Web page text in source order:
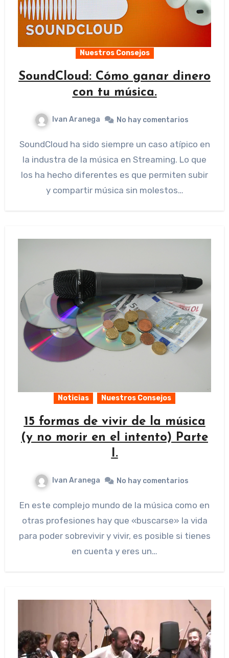
Nuestros Consejos
SoundCloud: Cómo ganar dinero
con tu música.
Ivan Aranega No hay comentarios
SoundCloud ha sido siempre un caso atípico en
la industra de la música en Streaming. Lo que
los ha hecho diferentes es que permiten subir
y compartir música sin molestos…
Noticias Nuestros Consejos
15 formas de vivir de la música
(y no morir en el intento) Parte
I.
Ivan Aranega No hay comentarios
En este complejo mundo de la música como en
otras profesiones hay que «buscarse» la vida
para poder sobrevivir y vivir, es posible si tienes
en cuenta y eres un…